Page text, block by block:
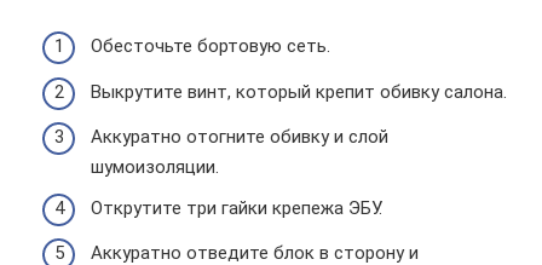
Обесточьте бортовую сеть.
Выкрутите винт, который крепит обивку салона.
Аккуратно отогните обивку и слой
шумоизоляции.
Открутите три гайки крепежа ЭБУ.
Аккуратно отведите блок в сторону и